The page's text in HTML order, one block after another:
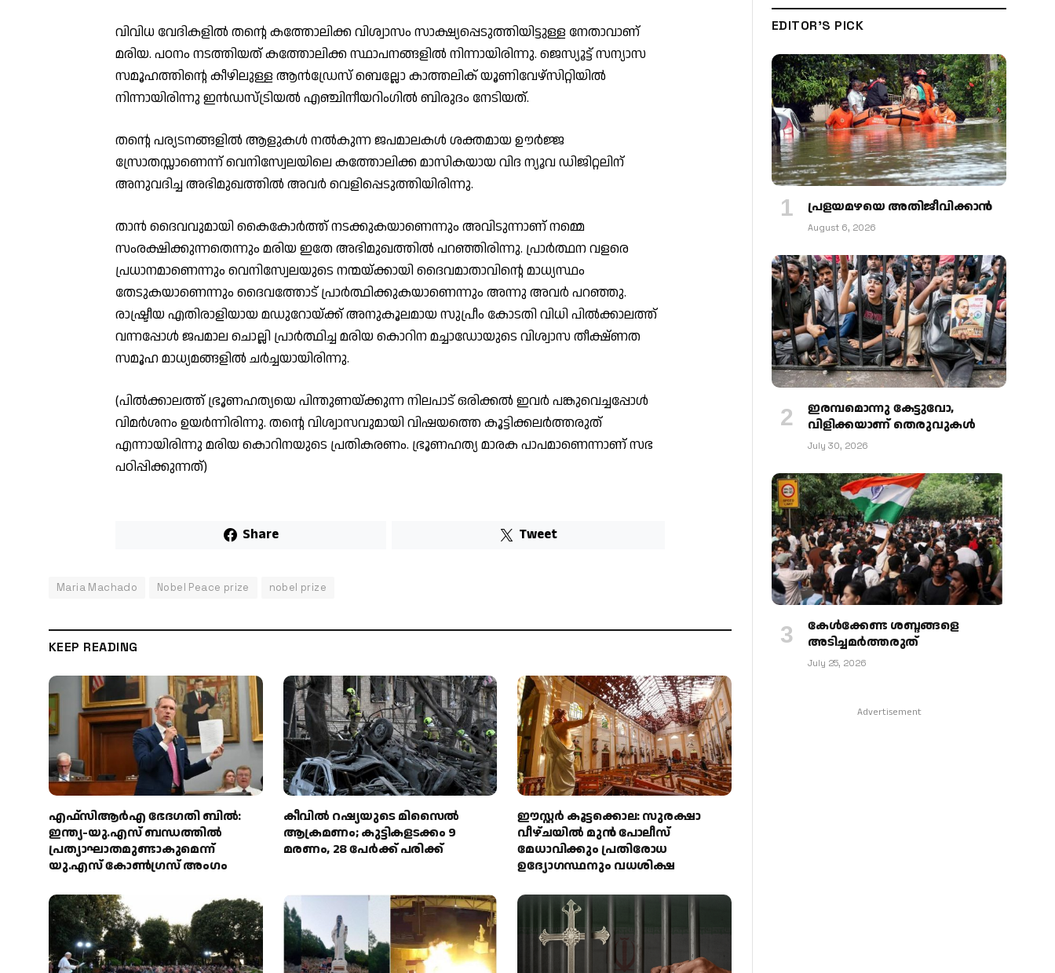
വിവിധ വേദികളില്‍ തന്റെ കത്തോലിക്ക വിശ്വാസം സാക്ഷ്യപ്പെടുത്തിയിട്ടുള്ള നേതാവാണ്
മരിയ. പഠനം നടത്തിയത് കത്തോലിക്ക സ്ഥാപനങ്ങളില്‍ നിന്നായിരിന്നു. ജെസ്യൂട്ട് സന്യാസ
സമൂഹത്തിന്റെ കീഴിലുള്ള ആൻഡ്രേസ് ബെല്ലോ കാത്തലിക് യൂണിവേഴ്സിറ്റിയില്‍
നിന്നായിരിന്നു ഇൻഡസ്ട്രിയൽ എഞ്ചിനീയറിംഗിൽ ബിരുദം നേടിയത്.
തന്റെ പര്യടനങ്ങളിൽ ആളുകൾ നൽകുന്ന ജപമാലകൾ ശക്തമായ ഊർജ്ജ
സ്രോതസ്സാണെന്ന് വെനിസ്വേലയിലെ കത്തോലിക്ക മാസികയായ വിദ ന്യൂവ ഡിജിറ്റലിന്
അനുവദിച്ച അഭിമുഖത്തില്‍ അവര്‍ വെളിപ്പെടുത്തിയിരിന്നു.
താന്‍ ദൈവവുമായി കൈകോർത്ത് നടക്കുകയാണെന്നും അവിടുന്നാണ് നമ്മെ
സംരക്ഷിക്കുന്നതെന്നും മരിയ ഇതേ അഭിമുഖത്തില്‍ പറഞ്ഞിരിന്നു. പ്രാർത്ഥന വളരെ
പ്രധാനമാണെന്നും വെനിസ്വേലയുടെ നന്മയ്ക്കായി ദൈവമാതാവിന്റെ മാധ്യസ്ഥം
തേടുകയാണെന്നും ദൈവത്തോട് പ്രാര്‍ത്ഥിക്കുകയാണെന്നും അന്നു അവര്‍ പറഞ്ഞു.
രാഷ്ട്രീയ എതിരാളിയായ മഡുറോയ്ക്ക് അനുകൂലമായ സുപ്രീം കോടതി വിധി പില്‍ക്കാലത്ത്
വന്നപ്പോള്‍ ജപമാല ചൊല്ലി പ്രാര്‍ത്ഥിച്ച മരിയ കൊറിന മച്ചാഡോയുടെ വിശ്വാസ തീക്ഷ്ണത
സമൂഹ മാധ്യമങ്ങളില്‍ ചര്‍ച്ചയായിരിന്നു.
(പില്‍ക്കാലത്ത് ഭ്രൂണഹത്യയെ പിന്തുണയ്ക്കുന്ന നിലപാട് ഒരിക്കല്‍ ഇവര്‍ പങ്കുവെച്ചപ്പോള്‍
വിമര്‍ശനം ഉയര്‍ന്നിരിന്നു. തന്റെ വിശ്വാസവുമായി വിഷയത്തെ കൂട്ടിക്കലര്‍ത്തരുത്
എന്നായിരിന്നു മരിയ കൊറിനയുടെ പ്രതികരണം. ഭ്രൂണഹത്യ മാരക പാപമാണെന്നാണ് സഭ
പഠിപ്പിക്കുന്നത്)
Share Tweet
Maria Machado Nobel Peace prize nobel prize
KEEP READING
എഫ്‌സിആർഎ ഭേദഗതി ബിൽ:
ഇന്ത്യ-യു.എസ് ബന്ധത്തിൽ
പ്രത്യാഘാതമുണ്ടാകുമെന്ന്
യു.എസ് കോൺഗ്രസ് അംഗം
കീവിൽ റഷ്യയുടെ മിസൈൽ
ആക്രമണം; കുട്ടികളടക്കം 9
മരണം, 28 പേർക്ക് പരിക്ക്
ഈസ്റ്റർ കൂട്ടക്കൊല: സുരക്ഷാ
വീഴ്ചയിൽ മുൻ പോലീസ്
മേധാവിക്കും പ്രതിരോധ
ഉദ്യോഗസ്ഥനും വധശിക്ഷ
EDITOR'S PICK
പ്രളയമഴയെ അതിജീവിക്കാന്‍
August 6, 2026
ഇരമ്പമൊന്നു കേട്ടുവോ,
വിളിക്കയാണ് തെരുവുകള്‍
July 30, 2026
കേള്‍ക്കേണ്ട ശബ്ദങ്ങളെ
അടിച്ചമര്‍ത്തരുത്
July 25, 2026
Advertisement